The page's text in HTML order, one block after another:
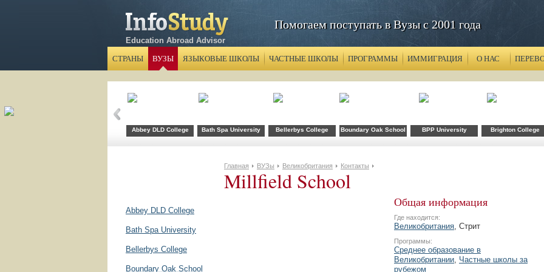
Education Abroad Advisor
Помогаем поступать в Вузы с 2001 года
СТРАНЫ ВУЗЫ ЯЗЫКОВЫЕ ШКОЛЫ ЧАСТНЫЕ ШКОЛЫ ПРОГРАММЫ ИММИГРАЦИЯ О НАС
Abbey DLD College Bath Spa University Bellerbys College Boundary Oak School BPP University Brighton College
Abbey DLD College
Bath Spa University
Bellerbys College
Boundary Oak School
Главная ВУЗы Великобритания Контакты
Millfield School
Общая информация
Где находится:
Великобритания, Стрит
Программы:
Среднее образование в
Великобритании, Частные школы за
рубежом